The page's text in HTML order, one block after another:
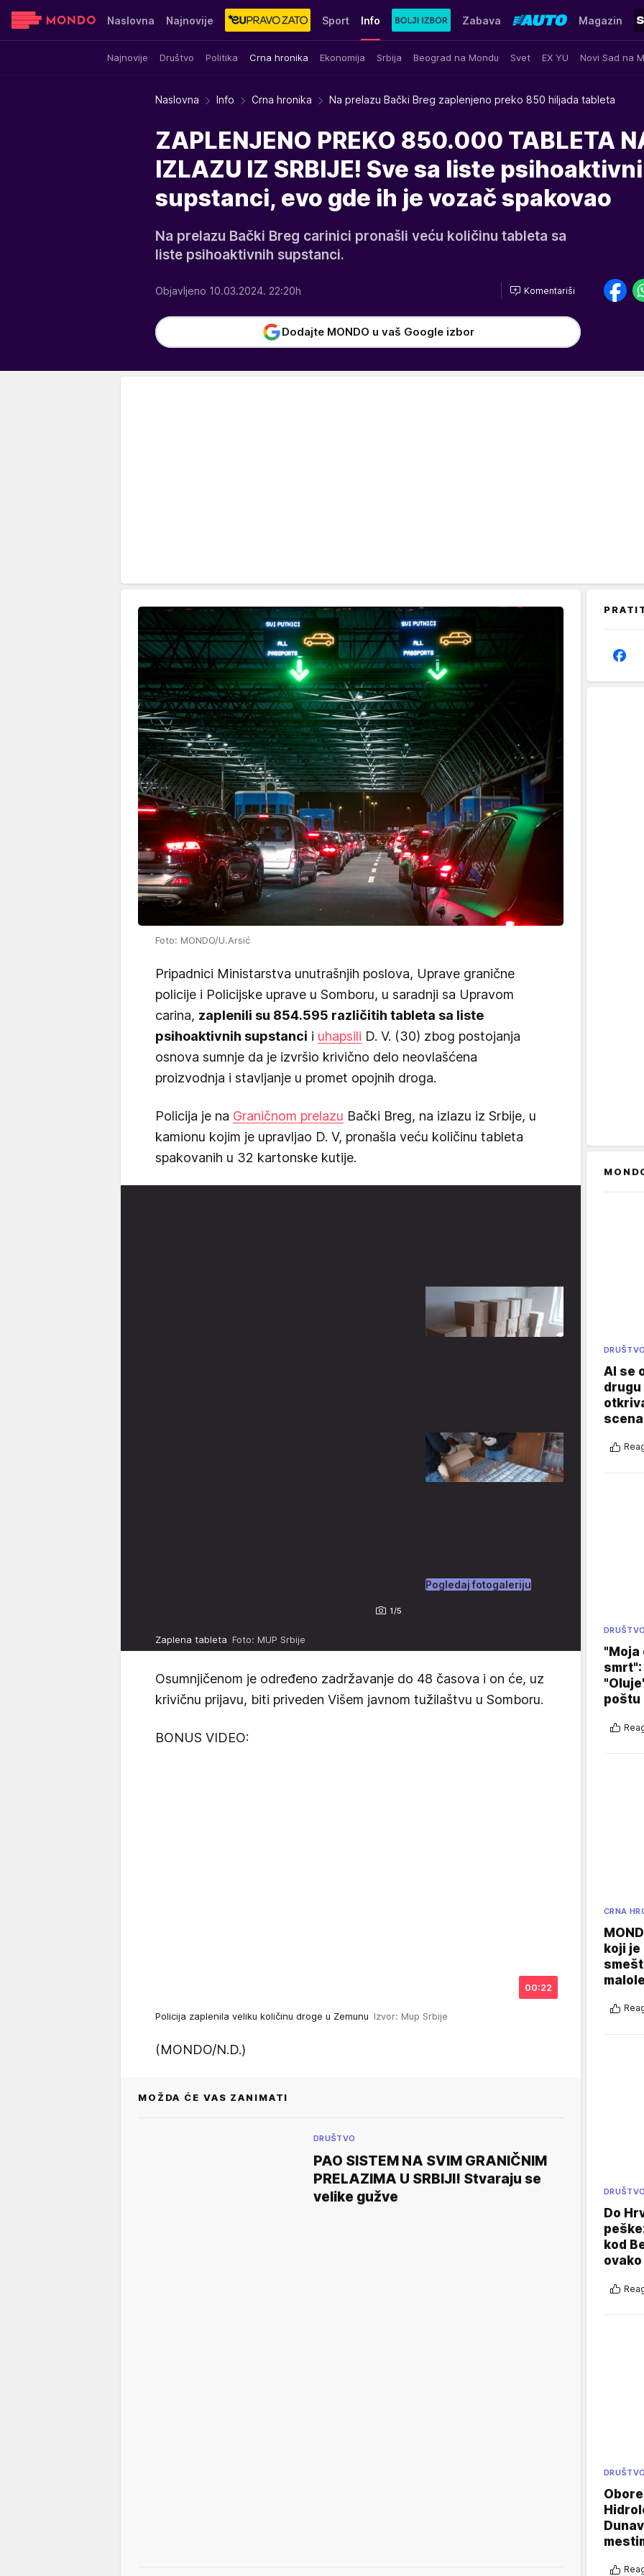
Naslovna Najnovije Sport Info
Najnovije Društvo Politika Crna hronika Ekonomija Srbija Beograd na Mondu Svet EX YU Novi Sad na
Zabava Magazin
Sensa Stvar ukusa Yumama
Naslovna Info Crna hronika Na prelazu Bački Breg zaplenjeno preko 850 hiljada tableta
ZAPLENJENO PREKO 850.000 TABLETA
IZLAZU IZ SRBIJE! Sve sa liste
supstanci, evo gde ih je vozač spakovao
Na prelazu Bački Breg carinici pronašli veću količinu tableta sa
liste psihoaktivnih supstanci.
Objavljeno 10.03.2024. 22:20h Komentariši
Dodajte MONDO u vaš Google izbor
Foto: MONDO/U.Arsić
Pripadnici Ministarstva unutrašnjih poslova, Uprave granične
policije i Policijske uprave u Somboru, u saradnji sa Upravom
carina, zaplenili su 854.595 različitih tableta sa liste
psihoaktivnih supstanci i uhapsili D. V. (30) zbog postojanja
osnova sumnje da je izvršio krivično delo neovlašćena
proizvodnja i stavljanje u promet opojnih droga.
Policija je na Graničnom prelazu Bački Breg, na izlazu iz Srbije, u
kamionu kojim je upravljao D. V, pronašla veću količinu tableta
spakovanih u 32 kartonske kutije.
1/5
Pogledaj fotogaleriju
Zaplena tableta Foto: MUP Srbije
Osumnjičenom je određeno zadržavanje do 48 časova i on će, uz
krivičnu prijavu, biti priveden Višem javnom tužilaštvu u Somboru.
BONUS VIDEO:
00:22
Policija zaplenila veliku količinu droge u Zemunu Izvor: Mup Srbije
(MONDO/N.D.)
MOŽDA ĆE VAS ZANIMATI
DRUŠTVO
PAO SISTEM NA SVIM GRANIČNIM
PRELAZIMA U SRBIJI! Stvaraju se
velike gužve
DRUŠTVO
AI se
DRUŠTVO
"Moja
poštu
CRNA
koji je
DRUŠTVO
Do
kod
DRUŠTVO